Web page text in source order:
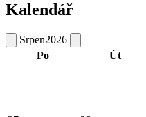
Kalendář
Srpen2026
Po
Út